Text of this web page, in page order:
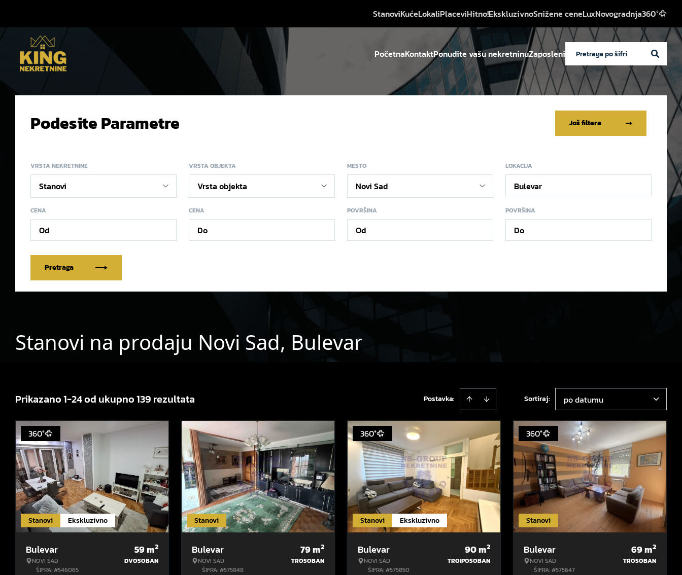
StanoviKućeLokaliPlaceviHitno!EkskluzivnoSnižene ceneLuxNovogradnja360°
PočetnaKontaktPonudite vašu nekretninuZaposleni
Podesite Parametre Još filtera
VRSTA NEKRETNINE VRSTA OBJEKTA MESTO LOKACIJA
Bulevar
CENA CENA POVRŠINA POVRŠINA
Pretraga
Stanovi na prodaju Novi Sad, Bulevar
Prikazano 1-24 od ukupno 139 rezultata Postavka: Sortiraj: po datumu
Stanovi Ekskluzivno
360°
Bulevar
NOVI SAD
ŠIFRA: #546065
59m2
DVOSOBAN
Stanovi
Bulevar
NOVI SAD
ŠIFRA: #575848
79m2
TROSOBAN
Stanovi Ekskluzivno
360°
Bulevar
NOVI SAD
ŠIFRA: #575850
90m2
TROIPOSOBAN
Stanovi
360°
Bulevar
NOVI SAD
ŠIFRA: #575647
69m2
TROSOBAN